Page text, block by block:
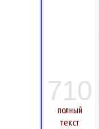
710
полный
текст